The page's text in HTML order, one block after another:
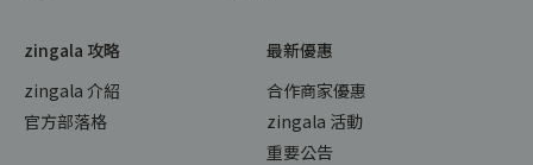
zingala 攻略
zingala 介紹
官方部落格
最新優惠
合作商家優惠
zingala 活動
重要公告